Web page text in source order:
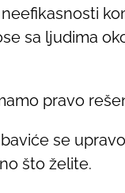
sa ljudima
pravo
baviće se
što želite.